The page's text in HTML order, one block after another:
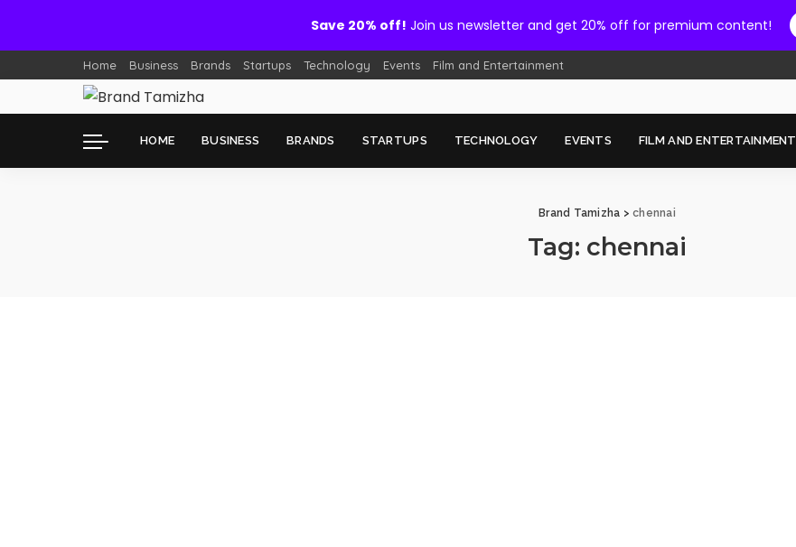
Save 20% off! Join us newsletter and get 20% off for premium content!
Home Business Brands Startups Technology Events Film and Entertainment
HOME BUSINESS BRANDS STARTUPS TECHNOLOGY EVENTS FILM AND ENTERTAINMENT
Brand Tamizha >chennai
Tag: chennai